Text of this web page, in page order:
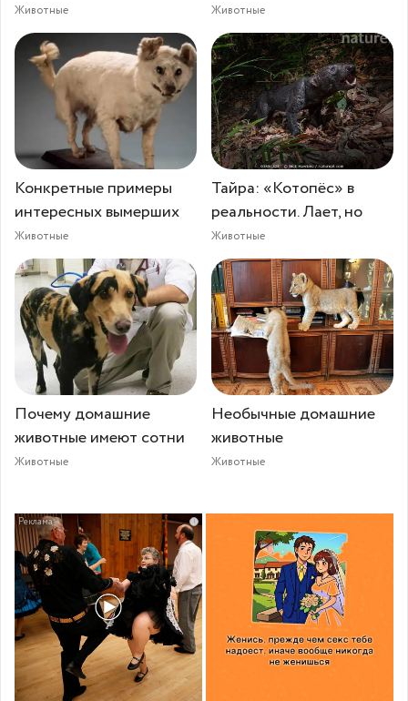
Животные Животные
Конкретные примеры
интересных вымерших
Животные
Тайра: «Котопёс» в
реальности. Лает, но
Животные
Почему домашние
животные имеют сотни
Животные
Необычные домашние
животные
Животные
i